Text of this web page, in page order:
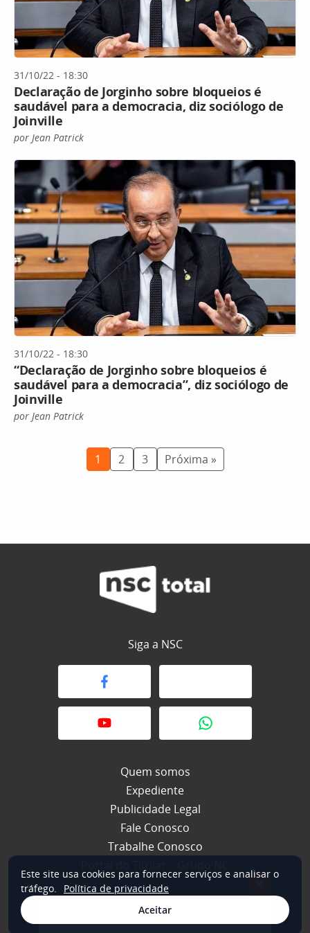
31/10/22 - 18:30
Declaração de Jorginho sobre bloqueios é
saudável para a democracia, diz sociólogo de
Joinville
por Jean Patrick
31/10/22 - 18:30
“Declaração de Jorginho sobre bloqueios é
saudável para a democracia”, diz sociólogo de
Joinville
por Jean Patrick
1 2 3 Próxima »
Siga a NSC
Quem somos
Expediente
Publicidade Legal
Fale Conosco
Trabalhe Conosco
© 2026 NSC Total. Todos os direitos reservados.
Este site usa cookies para fornecer serviços e analisar o
tráfego.
Política de privacidade
Aceitar